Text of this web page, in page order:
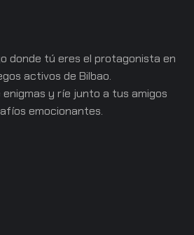
luz en paneles LED y
y precisión en
donde tú eres el protagonista en
activos de Bilbao.
y ríe junto a tus amigos
emocionantes.